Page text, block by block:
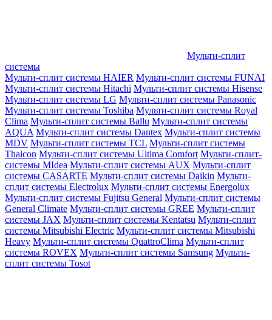
Мульти-сплит
системы
Мульти-сплит системы HAIER Мульти-сплит системы FUNAI
Мульти-сплит системы Hitachi Мульти-сплит системы Hisense
Мульти-сплит системы LG Мульти-сплит системы Panasonic
Мульти-сплит системы Toshiba Мульти-сплит системы Royal
Clima Мульти-сплит системы Ballu Мульти-сплит системы
AQUA Мульти-сплит системы Dantex Мульти-сплит системы
MDV Мульти-сплит системы TCL Мульти-сплит системы
Thaicon Мульти-сплит системы Ultima Comfort Мульти-сплит-
системы MIdea Мульти-сплит системы AUX Мульти-сплит
системы CASARTE Мульти-сплит системы Daikin Мульти-
сплит системы Electrolux Мульти-сплит системы Energolux
Мульти-сплит системы Fujitsu General Мульти-сплит системы
General Climate Мульти-сплит системы GREE Мульти-сплит
системы JAX Мульти-сплит системы Kentatsu Мульти-сплит
системы Mitsubishi Electric Мульти-сплит системы Mitsubishi
Heavy Мульти-сплит системы QuattroClima Мульти-сплит
системы ROVEX Мульти-сплит системы Samsung Мульти-
сплит системы Tosot